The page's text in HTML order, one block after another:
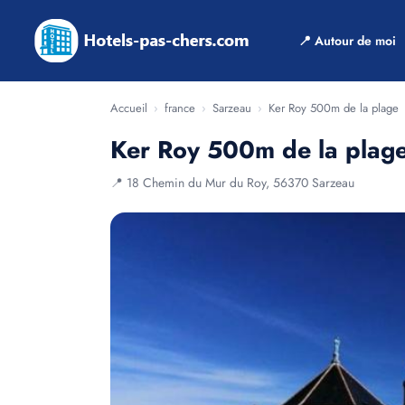
📍 Autour de moi
Accueil › france › Sarzeau › Ker Roy 500m de la plage
Ker Roy 500m de la
📍 18 Chemin du Mur du Roy, 56370 Sarzeau